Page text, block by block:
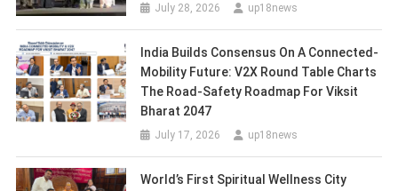
July 28, 2026 up18news
India Builds Consensus On A Connected-
Mobility Future: V2X Round Table Charts
The Road-Safety Roadmap For Viksit
Bharat 2047
July 17, 2026 up18news
World’s First Spiritual Wellness City